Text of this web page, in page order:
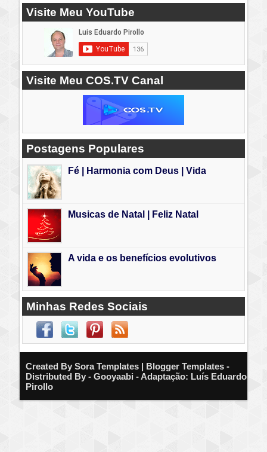
Visite Meu YouTube
Visite Meu COS.TV Canal
Postagens Populares
Fé | Harmonia com Deus | Vida
Musicas de Natal | Feliz Natal
A vida e os benefícios evolutivos
Minhas Redes Sociais
Created By Sora Templates | Blogger Templates -
Distributed By - Gooyaabi - Adaptação: Luís Eduardo
Pirollo